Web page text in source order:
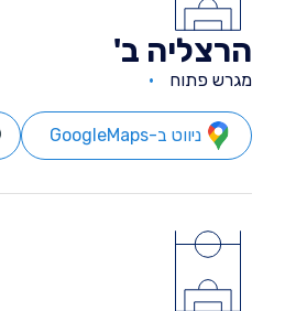
הרצליה ב'
מגרש פתוח
ניווט ב-GoogleMaps